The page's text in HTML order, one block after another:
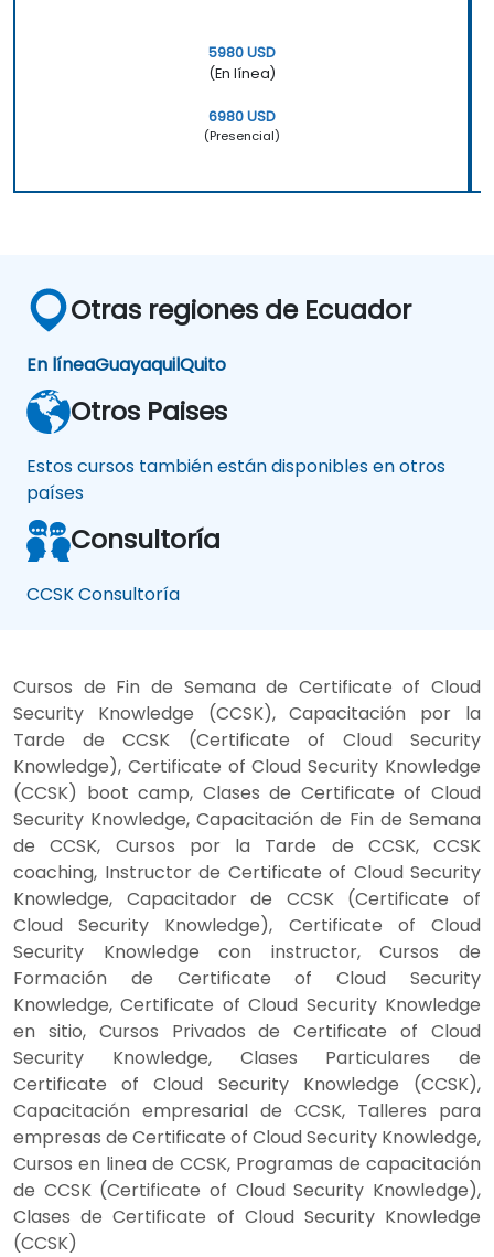
5980 USD
(En línea)
6980 USD
(Presencial)
Otras regiones de Ecuador
En líneaGuayaquilQuito
Otros Paises
Estos cursos también están disponibles en otros
países
Consultoría
CCSK Consultoría
Cursos de Fin de Semana de Certificate of Cloud
Security Knowledge (CCSK), Capacitación por la
Tarde de CCSK (Certificate of Cloud Security
Knowledge), Certificate of Cloud Security Knowledge
(CCSK) boot camp, Clases de Certificate of Cloud
Security Knowledge, Capacitación de Fin de Semana
de CCSK, Cursos por la Tarde de CCSK, CCSK
coaching, Instructor de Certificate of Cloud Security
Knowledge, Capacitador de CCSK (Certificate of
Cloud Security Knowledge), Certificate of Cloud
Security Knowledge con instructor, Cursos de
Formación de Certificate of Cloud Security
Knowledge, Certificate of Cloud Security Knowledge
en sitio, Cursos Privados de Certificate of Cloud
Security Knowledge, Clases Particulares de
Certificate of Cloud Security Knowledge (CCSK),
Capacitación empresarial de CCSK, Talleres para
empresas de Certificate of Cloud Security Knowledge,
Cursos en linea de CCSK, Programas de capacitación
de CCSK (Certificate of Cloud Security Knowledge),
Clases de Certificate of Cloud Security Knowledge
(CCSK)